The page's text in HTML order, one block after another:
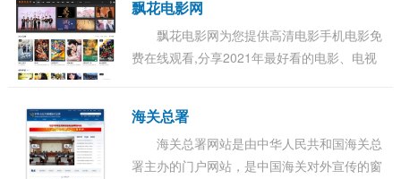
家...
飘花电影网
飘花电影网为您提供高清电影手机电影免
费在线观看,分享2021年最好看的电影、电视
海关总署
海关总署网站是由中华人民共和国海关总
署主办的门户网站，是中国海关对外宣传的窗